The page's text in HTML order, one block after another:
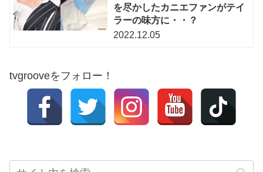
を尽かしたカニエファンがテイ
ラーの味方に・・？
2022.12.05
tvgrooveをフォロー！